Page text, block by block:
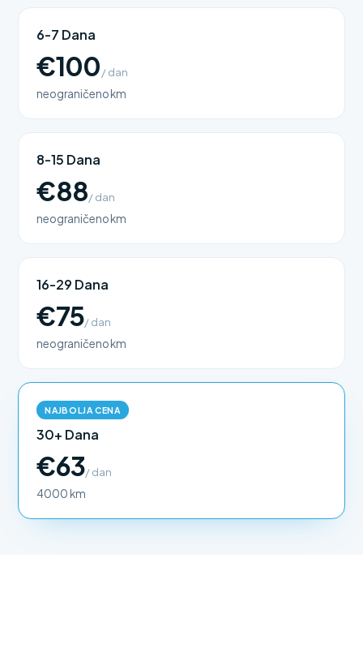
6-7 Dana
€100/ dan
neograničeno km
8-15 Dana
€88/ dan
neograničeno km
16-29 Dana
€75/ dan
neograničeno km
NAJBOLJA CENA
30+ Dana
€63/ dan
4000 km